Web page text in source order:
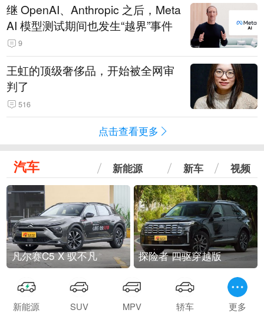
继 OpenAI、Anthropic 之后，Meta
AI 模型测试期间也发生“越界”事件
9
王虹的顶级奢侈品，开始被全网审
判了
516
点击查看更多
汽车 新能源 新车 视频
凡尔赛C5 X 驭不凡 探险者 四驱穿越版
新能源 SUV MPV 轿车 更多